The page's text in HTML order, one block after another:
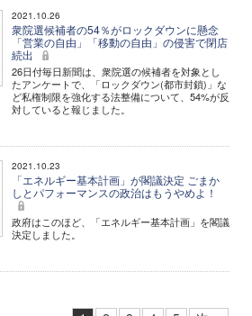
2021.10.26
衆院選候補者の54％がロックダウンに懸念
「営業の自由」「移動の自由」の侵害で閉店
続出
26日付毎日新聞は、衆院選の候補者を対象とし
たアンケートで、「ロックダウン(都市封鎖)」な
ど私権制限を強化する法整備について、54%が反
対していると報じました。
2021.10.23
「エネルギー基本計画」が閣議決定 ごまか
しとパフォーマンスの政治はもうやめよ！
政府はこのほど、「エネルギー基本計画」を閣議
決定しました。